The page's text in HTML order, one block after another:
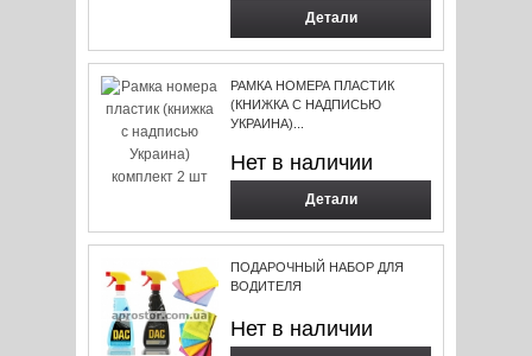
Детали
РАМКА НОМЕРА ПЛАСТИК
(КНИЖКА С НАДПИСЬЮ
УКРАИНА)...
Нет в наличии
Детали
ПОДАРОЧНЫЙ НАБОР ДЛЯ
ВОДИТЕЛЯ
Нет в наличии